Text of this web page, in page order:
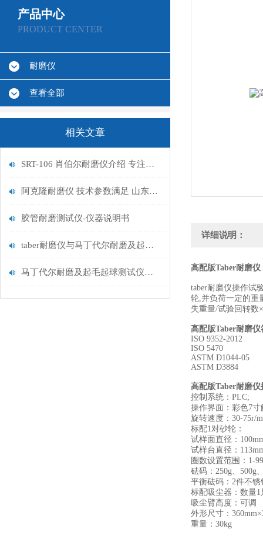
产品中心
PRODUCT CENTER
耐磨仪
查看全部
相关文章
SRT-106 肖伯尔耐磨仪介绍 专注行业多年
阿克隆耐磨仪 技术参数满足 山东赛锐特，采购推荐
胶管耐磨测试仪-仪器说明书
taber耐磨仪与马丁代尔耐磨及起毛起球测试仪说明书
马丁代尔耐磨及起毛起球测试仪如何安装
详细说明：
高配版Taber耐磨
taber耐磨仪操作试
轮,并负荷一定的重
失重量/试验回转数
高配版Taber耐磨
ISO 9352-2012
ISO 5470
ASTM D1044-05
ASTM D3884
高配版Taber耐磨
控制系统：PLC;
操作界面：彩色7
旋转速度：30-75r/
标配1对砂轮：
试样面直径：
试样台直径：
圈数设置范围：1-
砝码：250g、500g
平衡砝码：2件不锈
标配吸尘器：数量
吸尘臂高度：可调
外形尺寸：
重量：30kg